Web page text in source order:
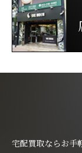
宅配買取ならお手